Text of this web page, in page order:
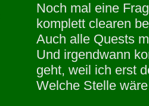
Noch mal eine
komplett clearen
Auch alle Quests
Und irgendwann
geht, weil ich erst
Welche Stelle